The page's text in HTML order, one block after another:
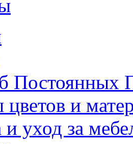
Постоянных
и
уход за